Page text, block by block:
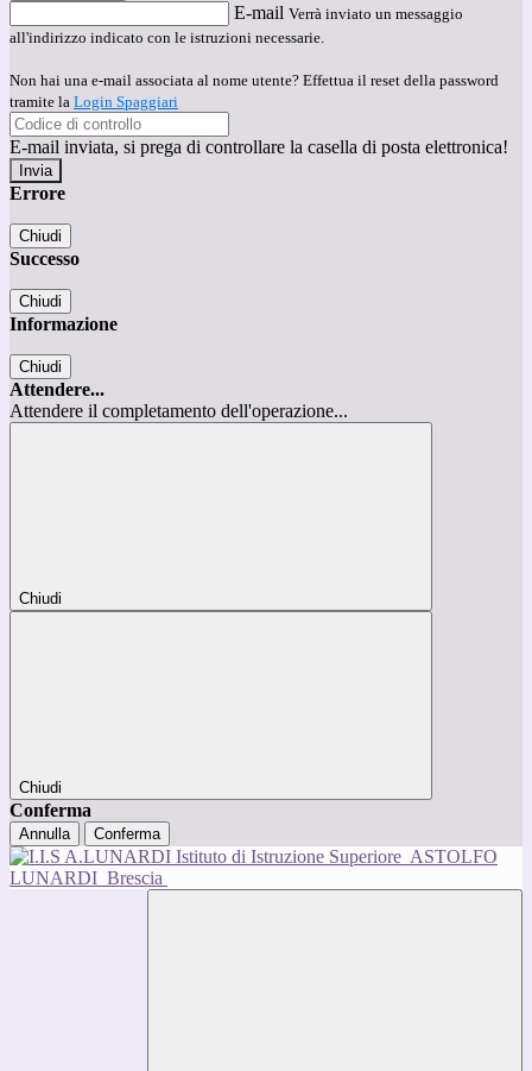
E-mail Verrà inviato un messaggio
all'indirizzo indicato con le istruzioni necessarie.
Non hai una e-mail associata al nome utente? Effettua il reset della password
tramite la Login Spaggiari
E-mail inviata, si prega di controllare la casella di posta elettronica!
Errore
Chiudi
Successo
Chiudi
Informazione
Chiudi
Attendere...
Attendere il completamento dell'operazione...
Chiudi
Chiudi
Conferma
Annulla Conferma
Istituto di Istruzione Superiore ASTOLFO
LUNARDI Brescia